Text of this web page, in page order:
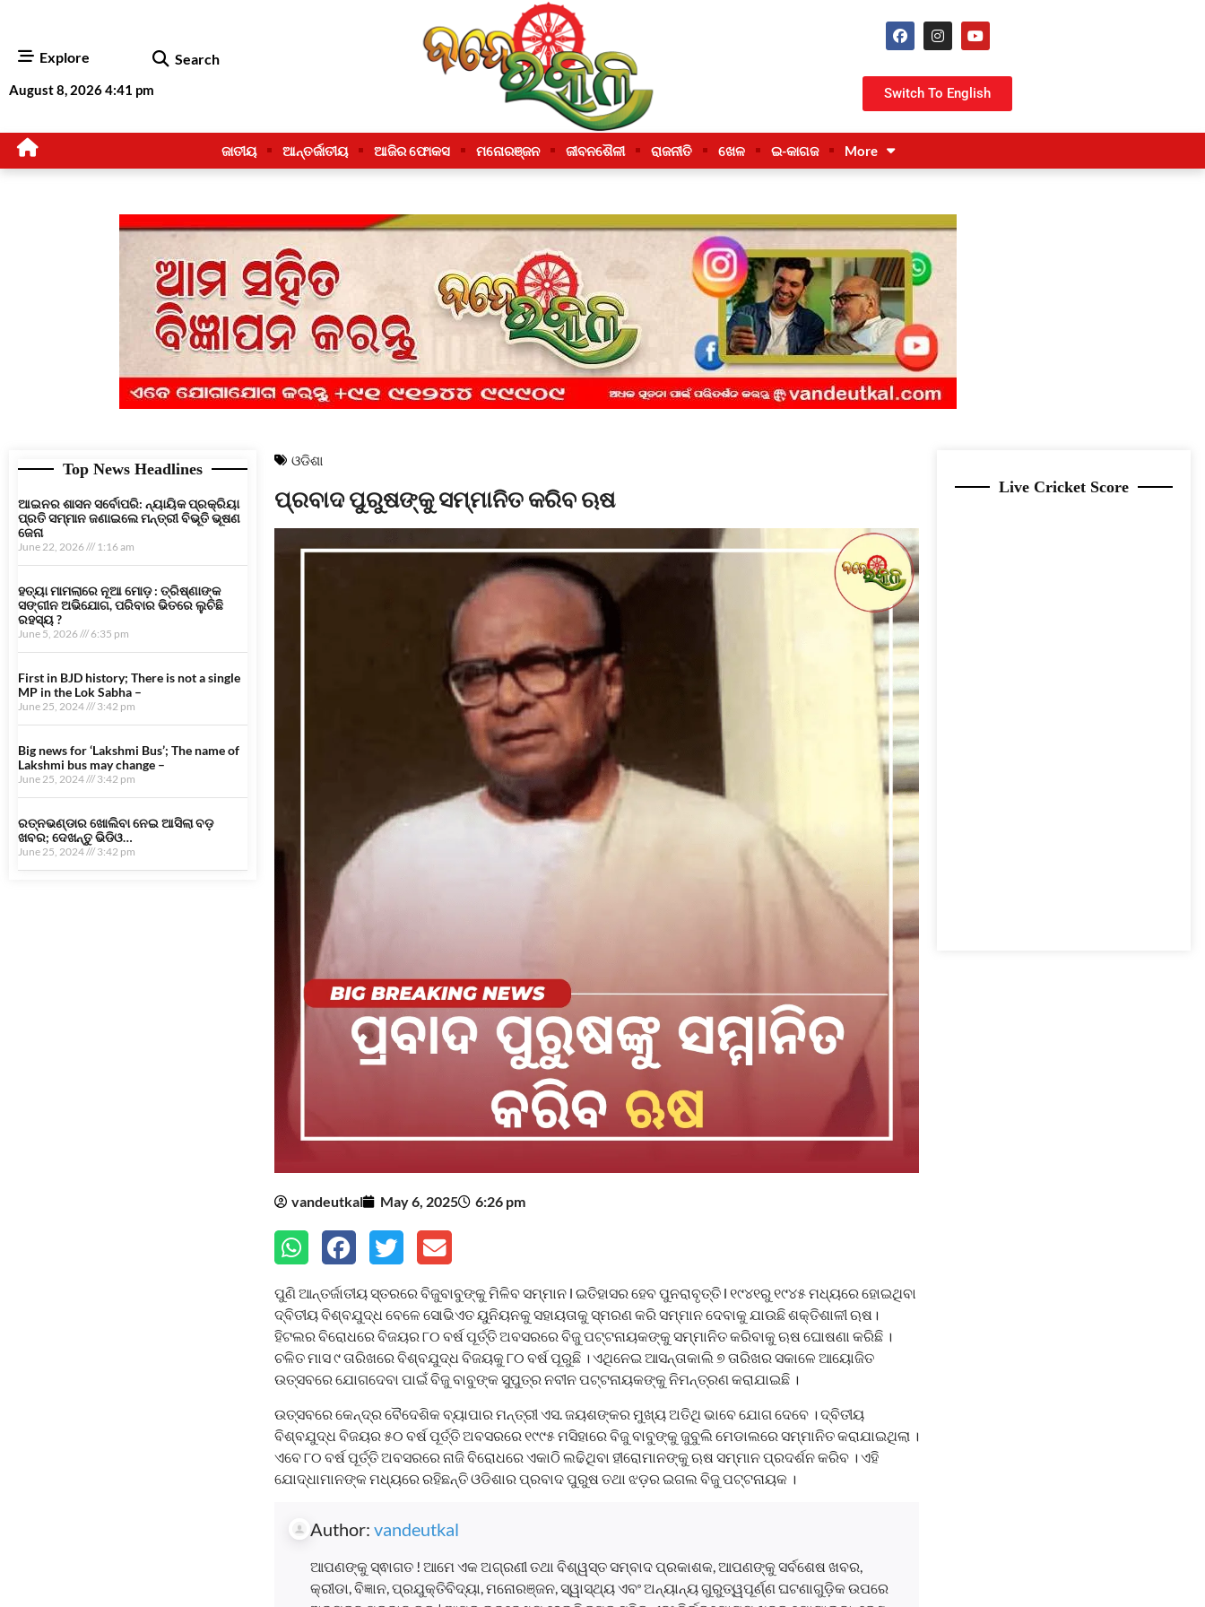
Explore Search
August 8, 2026 4:41 pm Switch To English
ଜାତୀୟ ଆନ୍ତର୍ଜାତୀୟ ଆଜିର ଫୋକସ ମନୋରଞ୍ଜନ ଜୀବନଶୈଳୀ ରାଜନୀତି ଖେଳ ଇ-କାଗଜ More
Top News Headlines
ଆଇନର ଶାସନ ସର୍ବୋପରି: ନ୍ୟାୟିକ ପ୍ରକ୍ରିୟା
ପ୍ରତି ସମ୍ମାନ ଜଣାଇଲେ ମନ୍ତ୍ରୀ ବିଭୂତି ଭୂଷଣ
ଜେନା
June 22, 2026 1:16 am
ହତ୍ୟା ମାମଲାରେ ନୂଆ ମୋଡ଼ : ତ୍ରିଷ୍ଣାଙ୍କ
ସଙ୍ଗୀନ ଅଭିଯୋଗ, ପରିବାର ଭିତରେ ଲୁଚିଛି
ରହସ୍ୟ ?
June 5, 2026 6:35 pm
First in BJD history; There is not a single
MP in the Lok Sabha –
June 25, 2024 3:42 pm
Big news for ‘Lakshmi Bus’; The name of
Lakshmi bus may change –
June 25, 2024 3:42 pm
ରତ୍ନଭଣ୍ଡାର ଖୋଲିବା ନେଇ ଆସିଲା ବଡ଼
ଖବର; ଦେଖନ୍ତୁ ଭିଡିଓ…
June 25, 2024 3:42 pm
ଓଡିଶା
ପ୍ରବାଦ ପୁରୁଷଙ୍କୁ ସମ୍ମାନିତ କରିବ ଋଷ
vandeutkal May 6, 2025 6:26 pm
ପୁଣି ଆନ୍ତର୍ଜାତୀୟ ସ୍ତରରେ ବିଜୁବାବୁଙ୍କୁ ମିଳିବ ସମ୍ମାନ l ଇତିହାସର ହେବ ପୁନରାବୃତ୍ତି l ୧୯୪୧ରୁ ୧୯୪୫ ମଧ୍ୟରେ ହୋଇଥିବା
ଦ୍ବିତୀୟ ବିଶ୍ବଯୁଦ୍ଧ ବେଳେ ସୋଭିଏତ ୟୁନିୟନକୁ ସହାୟତାକୁ ସ୍ମରଣ କରି ସମ୍ମାନ ଦେବାକୁ ଯାଉଛି ଶକ୍ତିଶାଳୀ ଋଷ।
ହିଟଲର ବିରୋଧରେ ବିଜୟର ୮୦ ବର୍ଷ ପୂର୍ତ୍ତି ଅବସରରେ ବିଜୁ ପଟ୍ଟନାୟକଙ୍କୁ ସମ୍ମାନିତ କରିବାକୁ ଋଷ ଘୋଷଣା କରିଛି ।
ଚଳିତ ମାସ ୯ ତାରିଖରେ ବିଶ୍ବଯୁଦ୍ଧ ବିଜୟକୁ ୮୦ ବର୍ଷ ପୂରୁଛି । ଏଥିନେଇ ଆସନ୍ତାକାଲି ୭ ତାରିଖର ସକାଳେ ଆୟୋଜିତ
ଉତ୍ସବରେ ଯୋଗଦେବା ପାଇଁ ବିଜୁ ବାବୁଙ୍କ ସୁପୁତ୍ର ନବୀନ ପଟ୍ଟନାୟକଙ୍କୁ ନିମନ୍ତ୍ରଣ କରାଯାଇଛି ।
ଉତ୍ସବରେ କେନ୍ଦ୍ର ବୈଦେଶିକ ବ୍ୟାପାର ମନ୍ତ୍ରୀ ଏସ. ଜୟଶଙ୍କର ମୁଖ୍ୟ ଅତିଥି ଭାବେ ଯୋଗ ଦେବେ । ଦ୍ବିତୀୟ
ବିଶ୍ବଯୁଦ୍ଧ ବିଜୟର ୫୦ ବର୍ଷ ପୂର୍ତ୍ତି ଅବସରରେ ୧୯୯୫ ମସିହାରେ ବିଜୁ ବାବୁଙ୍କୁ ଜୁବୁଲି ମେଡାଲରେ ସମ୍ମାନିତ କରାଯାଇଥିଲା ।
ଏବେ ୮୦ ବର୍ଷ ପୂର୍ତ୍ତି ଅବସରରେ ନାଜି ବିରୋଧରେ ଏକାଠି ଲଢିଥିବା ହୀରୋମାନଙ୍କୁ ଋଷ ସମ୍ମାନ ପ୍ରଦର୍ଶନ କରିବ । ଏହି
ଯୋଦ୍ଧାମାନଙ୍କ ମଧ୍ୟରେ ରହିଛନ୍ତି ଓଡିଶାର ପ୍ରବାଦ ପୁରୁଷ ତଥା ଝଡ଼ର ଇଗଲ ବିଜୁ ପଟ୍ଟନାୟକ ।
Author: vandeutkal
ଆପଣଙ୍କୁ ସ୍ଵାଗତ ! ଆମେ ଏକ ଅଗ୍ରଣୀ ତଥା ବିଶ୍ୱସ୍ତ ସମ୍ବାଦ ପ୍ରକାଶକ, ଆପଣଙ୍କୁ ସର୍ବଶେଷ ଖବର,
କ୍ରୀଡା, ବିଜ୍ଞାନ, ପ୍ରଯୁକ୍ତିବିଦ୍ୟା, ମନୋରଞ୍ଜନ, ସ୍ୱାସ୍ଥ୍ୟ ଏବଂ ଅନ୍ୟାନ୍ୟ ଗୁରୁତ୍ୱପୂର୍ଣ୍ଣ ଘଟଣାଗୁଡ଼ିକ ଉପରେ
Live Cricket Score